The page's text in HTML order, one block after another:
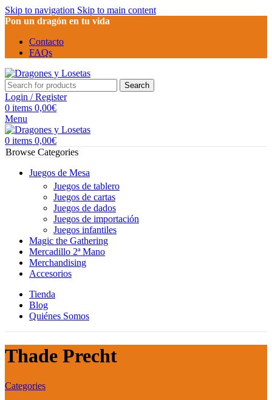
Skip to navigation Skip to main content
Pon un dragón en tu vida
Contacto
FAQs
Search
Login / Register
0 items 0,00€
Menu
0 items 0,00€
Browse Categories
Juegos de Mesa
Juegos de tablero
Juegos de cartas
Juegos de dados
Juegos de importación
Juegos infantiles
Magic the Gathering
Mercadillo 2ª Mano
Merchandising
Accesorios
Tienda
Blog
Quiénes Somos
Thade Precht
Categories